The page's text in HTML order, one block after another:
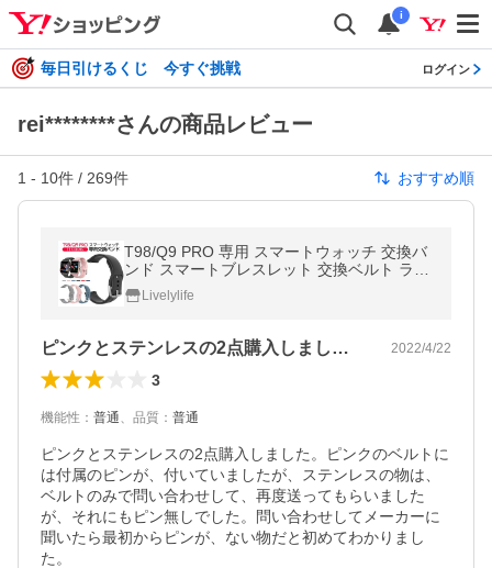
i
毎日引けるくじ 今すぐ挑戦 ログイン
rei********さんの商品レビュー
1 - 10件 / 269件 おすすめ順
T98/Q9 PRO 専用 スマートウォッチ 交換バ
ンド スマートブレスレット 交換ベルト ラン
ニングウォッチ 交換用バンド レディース メ
ンズ 送料無料 プレゼント
Livelylife
ピンクとステンレスの2点購入しました。… 2022/4/22
3
機能性 ： 普通、 品質 ： 普通
ピンクとステンレスの2点購入しました。ピンクのベルトに
は付属のピンが、付いていましたが、ステンレスの物は、
ベルトのみで問い合わせして、再度送ってもらいました
が、それにもピン無しでした。問い合わせしてメーカーに
聞いたら最初からピンが、ない物だと初めてわかりまし
た。